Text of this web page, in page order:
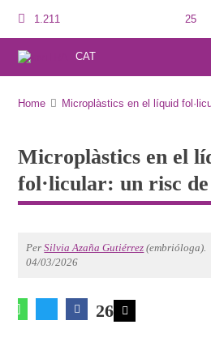
1.211 25
CAT
Home Microplàstics en el líquid
Microplàstics en el
fol·licular: un risc
PerSilvia Azaña Gutiérrez (embrióloga).
04/03/2026
26